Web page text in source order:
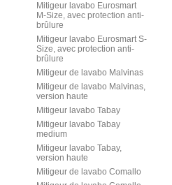
Mitigeur lavabo Eurosmart
M-Size, avec protection anti-
brûlure
Mitigeur lavabo Eurosmart S-
Size, avec protection anti-
brûlure
Mitigeur de lavabo Malvinas
Mitigeur de lavabo Malvinas,
version haute
Mitigeur lavabo Tabay
Mitigeur lavabo Tabay
medium
Mitigeur lavabo Tabay,
version haute
Mitigeur de lavabo Comallo